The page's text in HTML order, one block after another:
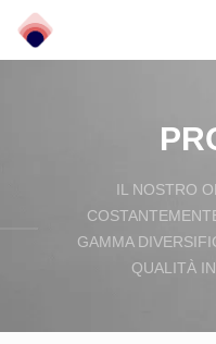
IL NOSTRO
GAMMA
QUALITÀ